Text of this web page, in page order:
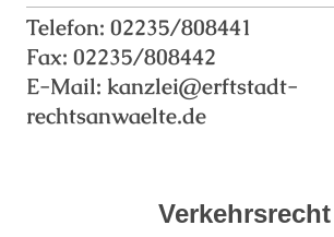
Telefon: 02235/808441
Fax: 02235/808442
E-Mail: kanzlei@erftstadt-
rechtsanwaelte.de
Verkehrsrecht